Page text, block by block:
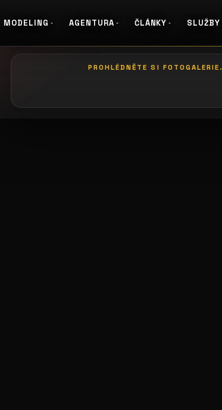
MODELING AGENTURA ČLÁNKY SLUŽBY
PROHLÉDNĚTE SI FOTOGALERIE.